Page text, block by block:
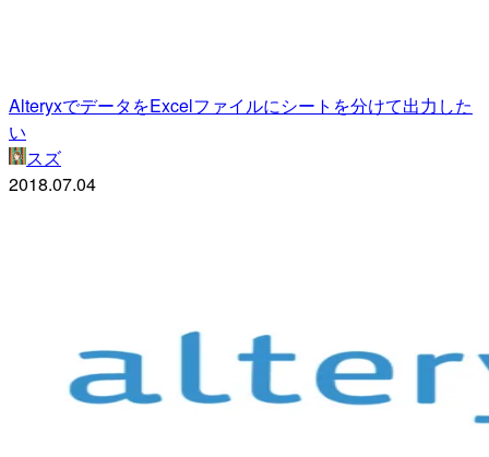
AlteryxでデータをExcelファイルにシートを分けて出力した
い
スズ
2018.07.04